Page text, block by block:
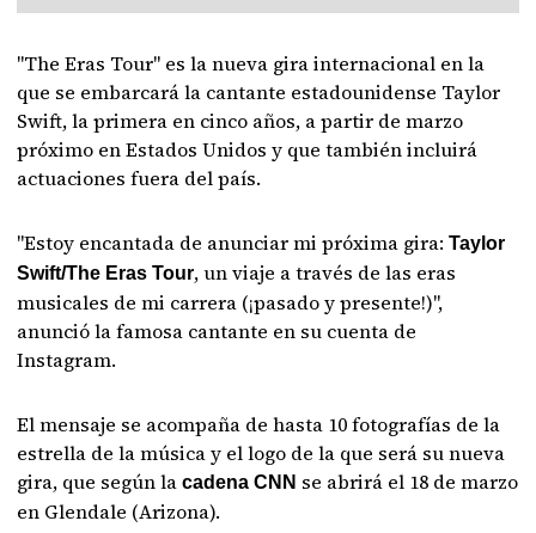
"The Eras Tour" es la nueva gira internacional en la
que se embarcará la cantante estadounidense Taylor
Swift, la primera en cinco años, a partir de marzo
próximo en Estados Unidos y que también incluirá
actuaciones fuera del país.
"Estoy encantada de anunciar mi próxima gira:Taylor
Swift/The Eras Tour, un viaje a través de las eras
musicales de mi carrera (¡pasado y presente!)",
anunció la famosa cantante en su cuenta de
Instagram.
El mensaje se acompaña de hasta 10 fotografías de la
estrella de la música y el logo de la que será su nueva
gira, que según la cadena CNN se abrirá el 18 de marzo
en Glendale (Arizona).